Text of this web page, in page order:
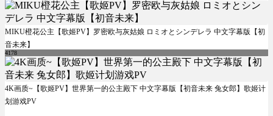
MIKU橙花公主【歌姬PV】罗密欧与灰姑娘 ロミオとシンデレラ 中文字幕版【初
音未来】
4178
4K画质~【歌姬PV】世界第一的公主殿下 中文字幕版【初音未来 兔女郎】歌姬计
划游戏PV